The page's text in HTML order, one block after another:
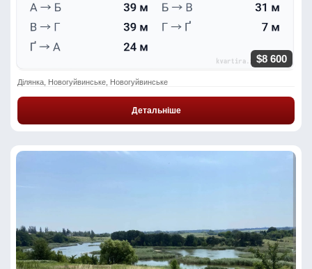
$8 600
Ділянка, Новогуйвинське, Новогуйвинське
Детальніше